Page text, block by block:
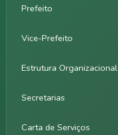
Prefeito
Vice-Prefeito
Estrutura Organizacional
Secretarias
Carta de Serviços